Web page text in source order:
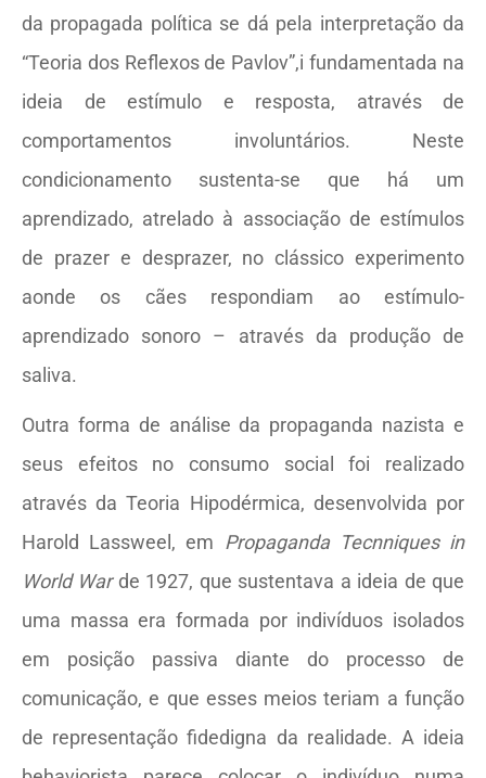
da propagada política se dá pela interpretação da
“Teoria dos Reflexos de Pavlov”,i fundamentada na
ideia de estímulo e resposta, através de
comportamentos involuntários. Neste
condicionamento sustenta-se que há um
aprendizado, atrelado à associação de estímulos
de prazer e desprazer, no clássico experimento
aonde os cães respondiam ao estímulo-
aprendizado sonoro – através da produção de
saliva.
Outra forma de análise da propaganda nazista e
seus efeitos no consumo social foi realizado
através da Teoria Hipodérmica, desenvolvida por
Harold Lassweel, em
Propaganda Tecnniques in
World Warde 1927, que sustentava a ideia de que
uma massa era formada por indivíduos isolados
em posição passiva diante do processo de
comunicação, e que esses meios teriam a função
de representação fidedigna da realidade. A ideia